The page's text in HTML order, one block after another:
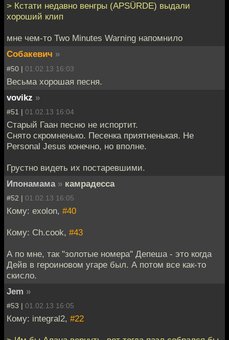
> Кстати недавно венгры (APSÜRDE) выдали
хороший клип
мне чем-то Two Minutes Warning напомнило
Собакевич »
#50 | 01.02.13 16:03
Весьма хорошая песня.
vovikz »
#51 | 01.02.13 16:04
Старый Гаан песню не испортит.
Снято скромненько. Песенка приятненькая. Не
Personal Jesus конечно, но вполне.
Грустно видеть их постаревшими.
Ипонамама » камрадесса
#52 | 01.02.13 16:05
Кому: exolon, #40
Кому: Ch.cook, #43
А по мне, так "золотые номера" Депеша - это когда
Дейв в героиновом угаре был. А потом все как-то
скисло.
Jem »
#53 | 01.02.13 16:05
Кому: integral2, #22